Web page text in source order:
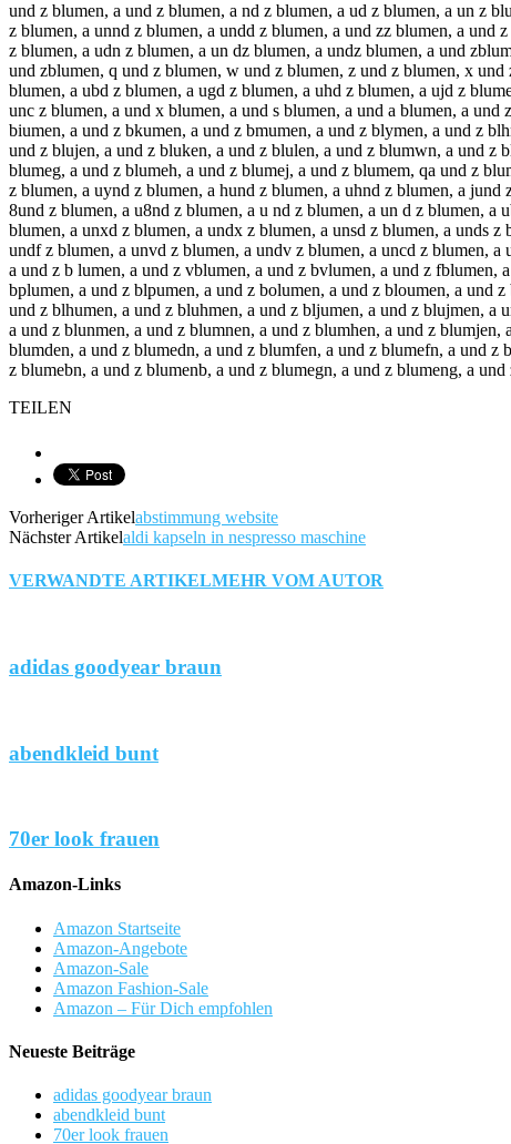
und z blumen, a und z blumen, a nd z blumen, a ud z blumen, a un z
z blumen, a unnd z blumen, a undd z blumen, a und zz blumen, a und
z blumen, a udn z blumen, a un dz blumen, a undz blumen, a und
und zblumen, q und z blumen, w und z blumen, z und z blumen, x
blumen, a ubd z blumen, a ugd z blumen, a uhd z blumen, a ujd z
unc z blumen, a und x blumen, a und s blumen, a und a blumen, a
biumen, a und z bkumen, a und z bmumen, a und z blymen, a und z
und z blujen, a und z bluken, a und z blulen, a und z blumwn, a und z
blumeg, a und z blumeh, a und z blumej, a und z blumem, qa und z
z blumen, a uynd z blumen, a hund z blumen, a uhnd z blumen, a
8und z blumen, a u8nd z blumen, a u nd z blumen, a un d z blumen,
blumen, a unxd z blumen, a undx z blumen, a unsd z blumen, a unds
undf z blumen, a unvd z blumen, a undv z blumen, a uncd z blumen,
a und z b lumen, a und z vblumen, a und z bvlumen, a und z fblumen,
bplumen, a und z blpumen, a und z bolumen, a und z bloumen, a und
und z blhumen, a und z bluhmen, a und z bljumen, a und z blujmen, a
a und z blunmen, a und z blumnen, a und z blumhen, a und z
blumden, a und z blumedn, a und z blumfen, a und z blumefn, a und
z blumebn, a und z blumenb, a und z blumegn, a und z blumeng, a
TEILEN
Vorheriger Artikelabstimmung website
Nächster Artikelaldi kapseln in nespresso maschine
VERWANDTE ARTIKELMEHR VOM AUTOR
adidas goodyear braun
abendkleid bunt
70er look frauen
Amazon-Links
Amazon Startseite
Amazon-Angebote
Amazon-Sale
Amazon Fashion-Sale
Amazon – Für Dich empfohlen
Neueste Beiträge
adidas goodyear braun
abendkleid bunt
70er look frauen